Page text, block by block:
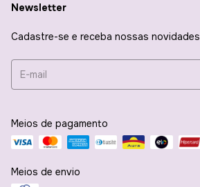
Newsletter
Cadastre-se e receba nossas novidades
Meios de pagamento
Meios de envio